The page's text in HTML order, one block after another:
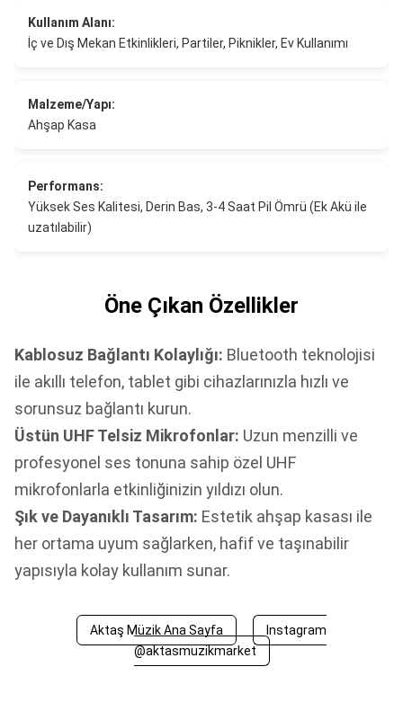
Kullanım Alanı:
İç ve Dış Mekan Etkinlikleri, Partiler, Piknikler, Ev Kullanımı
Malzeme/Yapı:
Ahşap Kasa
Performans:
Yüksek Ses Kalitesi, Derin Bas, 3-4 Saat Pil Ömrü (Ek Akü ile
uzatılabilir)
Öne Çıkan Özellikler
Kablosuz Bağlantı Kolaylığı: Bluetooth teknolojisi
ile akıllı telefon, tablet gibi cihazlarınızla hızlı ve
sorunsuz bağlantı kurun.
Üstün UHF Telsiz Mikrofonlar: Uzun menzilli ve
profesyonel ses tonuna sahip özel UHF
mikrofonlarla etkinliğinizin yıldızı olun.
Şık ve Dayanıklı Tasarım: Estetik ahşap kasası ile
her ortama uyum sağlarken, hafif ve taşınabilir
yapısıyla kolay kullanım sunar.
Aktaş Müzik Ana Sayfa
Instagram
@aktasmuzikmarket